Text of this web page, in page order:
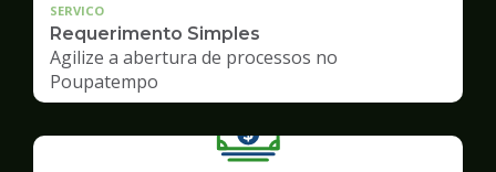
SERVICO
Requerimento Simples
Agilize a abertura de processos no
Poupatempo